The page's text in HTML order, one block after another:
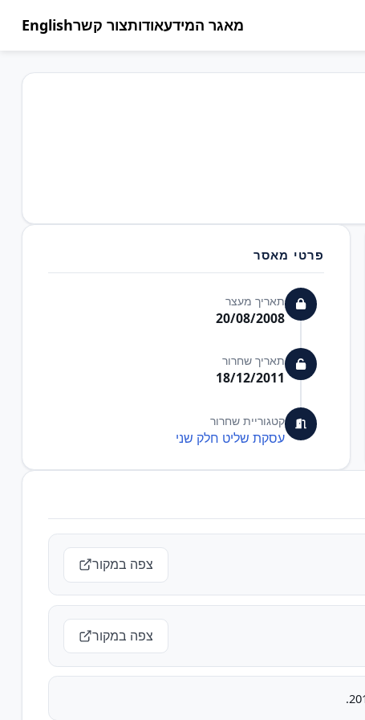
מאגר המידעאודותצור קשרEnglish
פרטי מאסר
תאריך מעצר
20/08/2008
תאריך שחרור
18/12/2011
קטגוריית שחרור
עסקת שליט חלק שני
צפה במקור
צפה במקור